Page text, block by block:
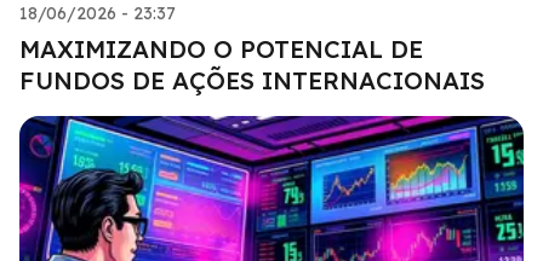
18/06/2026 - 23:37
MAXIMIZANDO O POTENCIAL DE
FUNDOS DE AÇÕES INTERNACIONAIS